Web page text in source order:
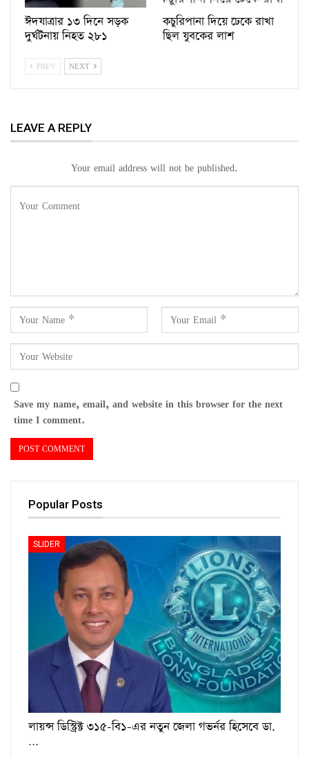
ঈদযাত্রার ১৩ দিনে সড়ক
দুর্ঘটনায় নিহত ২৮১
কচুরিপানা দিয়ে ঢেকে রাখা
ছিল যুবকের লাশ
PREV NEXT
LEAVE A REPLY
Your email address will not be published.
Save my name, email, and website in this browser for the next
time I comment.
Popular Posts
SLIDER
লায়ন্স ডিস্ট্রিক্ট ৩১৫-বি১-এর নতুন জেলা গভর্নর হিসেবে ডা.
…